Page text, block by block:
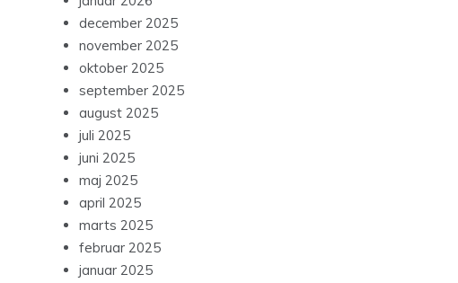
december 2025
november 2025
oktober 2025
september 2025
august 2025
juli 2025
juni 2025
maj 2025
april 2025
marts 2025
februar 2025
januar 2025